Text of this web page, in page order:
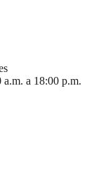
a.m. a 18:00 p.m.